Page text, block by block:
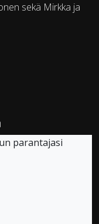
sekä Mirkka ja
parantajasi